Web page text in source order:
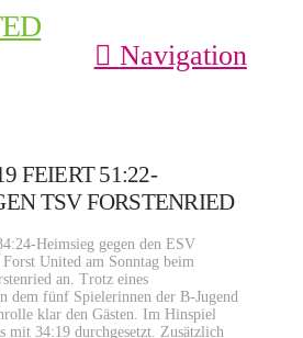
Navigation
FEIERT 51:22-
TSV FORSTENRIED
Heimsieg gegen den ESV
United am Sonntag beim
an. Trotz eines
dem fünf Spielerinnen der B-Jugend
klar den Gästen. Im Hinspiel
mit 34:19 durchgesetzt. Zusätzlich